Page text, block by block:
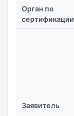
Орган по
сертификации
Заявитель